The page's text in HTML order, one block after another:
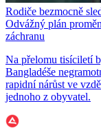
Rodiče bezmocně
Odvážný plán
záchranu
Na přelomu tisíciletí
Bangladéše
rapidní nárůst ve
jednoho z obyvatel.